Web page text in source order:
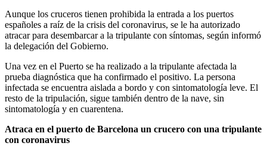
Aunque los cruceros tienen prohibida la entrada a los puertos
españoles a raíz de la crisis del coronavirus, se le ha autorizado
atracar para desembarcar a la tripulante con síntomas, según informó
la delegación del Gobierno.
Una vez en el Puerto se ha realizado a la tripulante afectada la
prueba diagnóstica que ha confirmado el positivo. La persona
infectada se encuentra aislada a bordo y con sintomatología leve. El
resto de la tripulación, sigue también dentro de la nave, sin
sintomatología y en cuarentena.
Atraca en el puerto de Barcelona un crucero con una tripulante
con coronavirus